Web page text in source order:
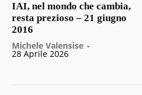
IAI, nel mondo che cambia,
resta prezioso – 21 giugno
2016
Michele Valensise -
28 Aprile 2026